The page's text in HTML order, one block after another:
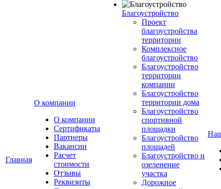
Главная
О компании
О компании
Сертификаты
Партнеры
Вакансии
Расчет
стоимости
Отзывы
Реквизиты
Благоустройство
Проект
благоустройства
территории
Комплексное
благоустройство
Благоустройство
территории
компании
Благоустройство
территории дома
Благоустройство
спортивной
площадки
Благоустройство
площадей
Благоустройство и
озеленение
участка
Дорожное